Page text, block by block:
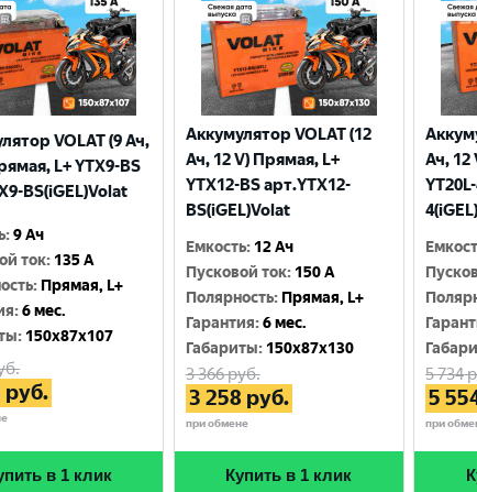
VOLAT (9 Ач,
L+ YTX9-BS
BS(iGEL)Volat
:9 Ач
ток: 135 A
: Прямая, L+
:6 мес.
: 150x87x107
руб.
в 1 клик
Аккумулятор VOLAT (12
Ач, 12 V) Прямая, L+
YTX12-BS арт.YTX12-
BS(iGEL)Volat
Емкость: 12 Ач
Пусковой ток: 150 A
Полярность: Прямая, L+
Гарантия:6 мес.
Габариты: 150x87x130
3 366руб.
3 258 руб.
при обмене
Купить в 1 клик
Ач, 12
5 734
5
при